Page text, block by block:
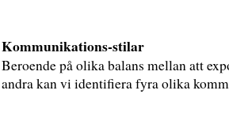
Kommunikations-stilar
Beroende på olika balans mellan att
andra kan vi identifiera fyra olika